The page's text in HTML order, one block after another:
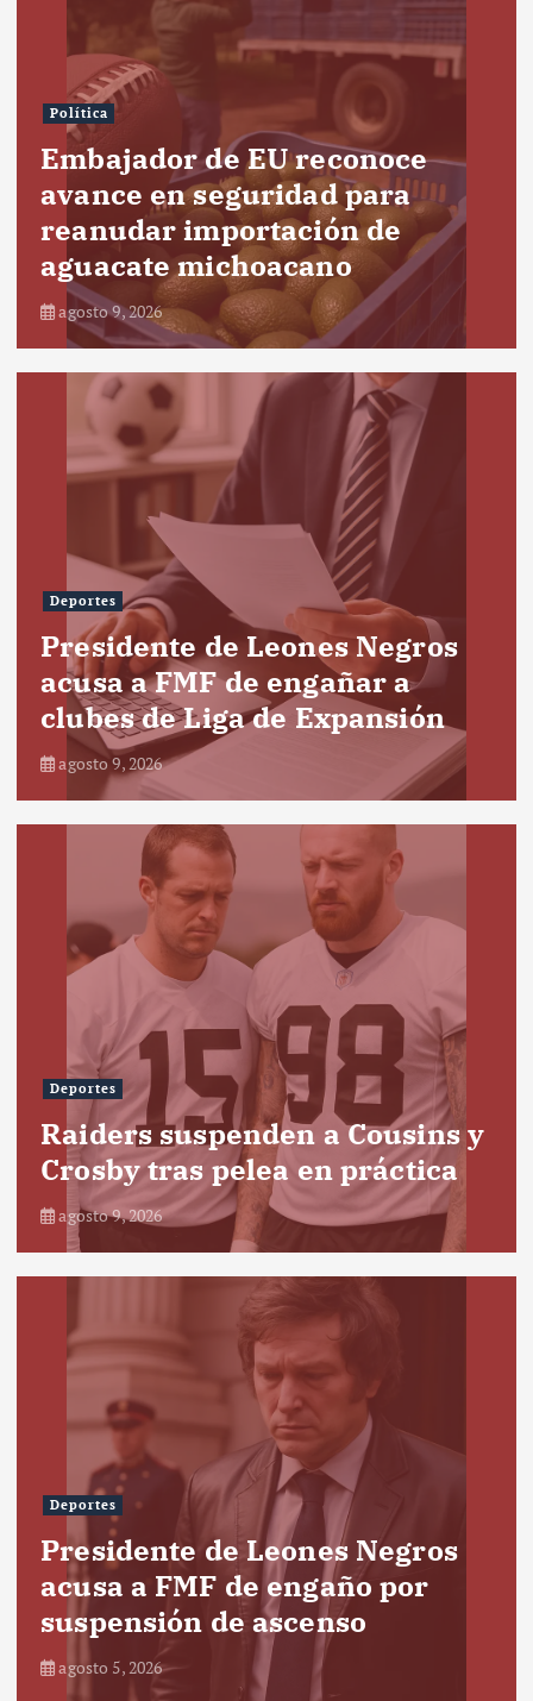
Política
Embajador de EU reconoce
avance en seguridad para
reanudar importación de
aguacate michoacano
agosto 9, 2026
Deportes
Presidente de Leones Negros
acusa a FMF de engañar a
clubes de Liga de Expansión
agosto 9, 2026
Deportes
Raiders suspenden a Cousins y
Crosby tras pelea en práctica
agosto 9, 2026
Deportes
Presidente de Leones Negros
acusa a FMF de engaño por
suspensión de ascenso
agosto 5, 2026